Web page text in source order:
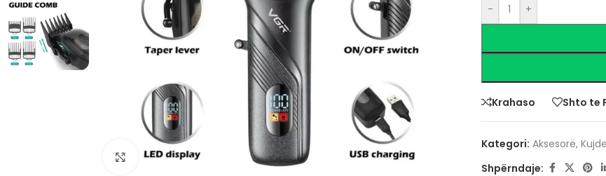
Click to enlarge
- +
Krahaso Shto te
Kategori: Aksesorë,
Shpërndaje: